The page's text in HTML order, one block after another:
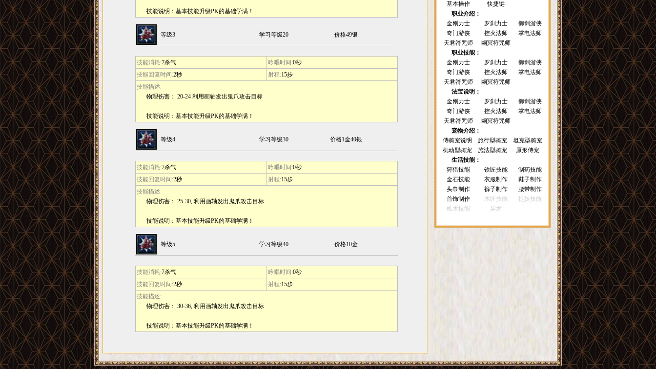
技能说明：基本技能升级PK的基础学满！
等级3 学习等级20 价格49银
技能消耗:7杀气 吟唱时间:0秒
技能回复时间:2秒 射程:15步
技能描述:
物理伤害： 20-24 利用画轴发出鬼爪攻击目标
技能说明：基本技能升级PK的基础学满！
等级4 学习等级30 价格1金40银
技能消耗:7杀气 吟唱时间:0秒
技能回复时间:2秒 射程:15步
技能描述:
物理伤害： 25-30, 利用画轴发出鬼爪攻击目标
技能说明：基本技能升级PK的基础学满！
等级5 学习等级40 价格10金
技能消耗:7杀气 吟唱时间:0秒
技能回复时间:2秒 射程:15步
技能描述:
物理伤害： 30-36, 利用画轴发出鬼爪攻击目标
技能说明：基本技能升级PK的基础学满！
基本操作
快捷键
职业介绍：
金刚力士
罗刹力士
御剑游侠
奇门游侠
控火法师
掌电法师
天君符咒师
幽冥符咒师
职业技能：
金刚力士
罗刹力士
御剑游侠
奇门游侠
控火法师
掌电法师
天君符咒师
幽冥符咒师
法宝说明：
金刚力士
罗刹力士
御剑游侠
奇门游侠
控火法师
掌电法师
天君符咒师
幽冥符咒师
宠物介绍：
侍骑宠说明
旅行型骑宠
坦克型骑宠
机动型骑宠
施法型骑宠
原形侍宠
生活技能：
狩猎技能
铁匠技能
制药技能
金石技能
衣服制作
鞋子制作
头巾制作
裤子制作
腰带制作
首饰制作
木匠技能
捉妖技能
樵木技能
异术